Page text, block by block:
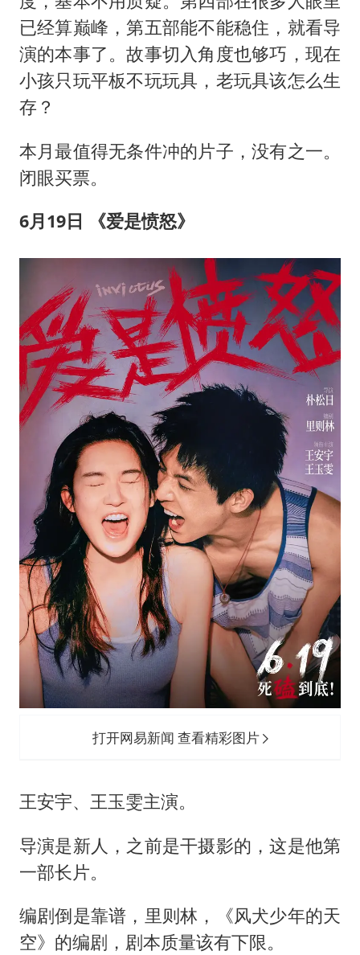
已经算巅峰，第五部能不能稳住，就看导
演的本事了。故事切入角度也够巧，现在
小孩只玩平板不玩玩具，老玩具该怎么生
存？
本月最值得无条件冲的片子，没有之一。
闭眼买票。
6月19日 《爱是愤怒》
打开网易新闻 查看精彩图片
王安宇、王玉雯主演。
导演是新人，之前是干摄影的，这是他第
一部长片。
编剧倒是靠谱，里则林，《风犬少年的天
空》的编剧，剧本质量该有下限。